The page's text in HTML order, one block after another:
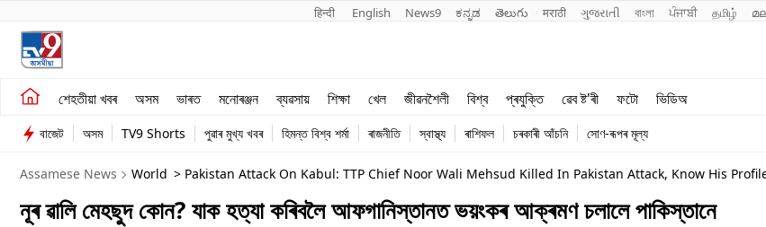
हिन्दी English News9 ಕನ್ನಡ తెలుగు मराठी ગુજરાતી বাংলা ਪੰਜਾਬੀ தமிழ்
শেহতীয়া খবৰ অসম ভাৰত মনোৰঞ্জন ব্যৱসায় শিক্ষা খেল জীৱনশৈলী বিশ্ব প্ৰযুক্তি ৱেব ষ্ট'ৰী ফটো ভিডিঅ
শেহতীয়া খবৰ
অসম
ভাৰত
ব্যৱসায়
খেল
জীৱনশৈলী
বাজেট অসম TV9 Shorts পুৱাৰ মুখ্য খবৰ হিমন্ত বিশ্ব শৰ্মা ৰাজনীতি স্বাস্থ্য ৰাশিফল চৰকাৰী আঁচনি সোণ-ৰূপৰ মূল্য
Assamese News World > Pakistan Attack On Kabul: TTP Chief Noor Wali Mehsud Killed In Pakistan Attack, Know His
নূৰ ৱালি মেহছুদ কোন? যাক হত্যা কৰিবলৈ আফগানিস্তানত ভয়ংকৰ আক্ৰমণ চলালে পাকিস্তানে